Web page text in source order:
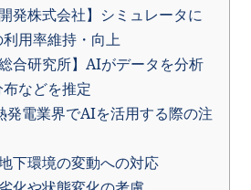
発株式会社】シミュレータに
用率維持・向上
合研究所】AIがデータを分析
などを推定
発電業界でAIを活用する際の注
下環境の変動への対応